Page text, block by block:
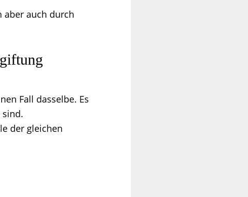
aber auch durch
Fall dasselbe. Es
der gleichen